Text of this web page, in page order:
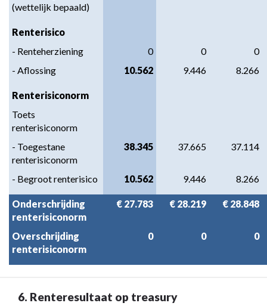
(wettelijk bepaald)
Renterisico
- Renteherziening
0 0
0
- Aflossing
10.562 9.446 8.266
Renterisiconorm
Toets
renterisiconorm
- Toegestane
renterisiconorm
38.345 37.665 37.114
- Begroot renterisico 10.562 9.446 8.266
Onderschrijding
renterisiconorm
€ 27.783 € 28.219 € 28.848
Overschrijding
renterisiconorm
0 0 0
6. Renteresultaat op treasury